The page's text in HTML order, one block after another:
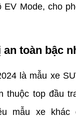
EV Mode, cho
an toàn bậc
là mẫu xe
thuộc top đầu
mẫu xe khác